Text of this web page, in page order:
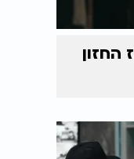
החזון